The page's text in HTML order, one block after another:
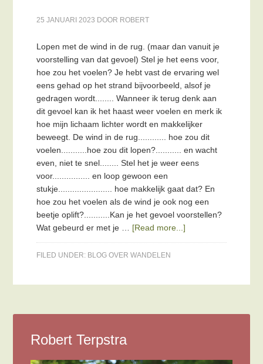
25 JANUARI 2023 DOOR ROBERT
Lopen met de wind in de rug. (maar dan vanuit je
voorstelling van dat gevoel) Stel je het eens voor,
hoe zou het voelen? Je hebt vast de ervaring wel
eens gehad op het strand bijvoorbeeld, alsof je
gedragen wordt........ Wanneer ik terug denk aan
dit gevoel kan ik het haast weer voelen en merk ik
hoe mijn lichaam lichter wordt en makkelijker
beweegt. De wind in de rug............ hoe zou dit
voelen...........hoe zou dit lopen?........... en wacht
even, niet te snel........ Stel het je weer eens
voor................ en loop gewoon een
stukje....................... hoe makkelijk gaat dat? En
hoe zou het voelen als de wind je ook nog een
beetje oplift?...........Kan je het gevoel voorstellen?
Wat gebeurd er met je … [Read more...]
FILED UNDER: BLOG OVER WANDELEN
Robert Terpstra